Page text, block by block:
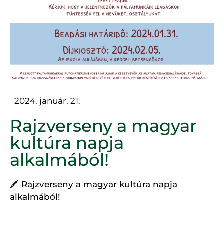
2024. január. 21.
Rajzverseny a magyar
kultúra napja
alkalmából!
🖍 Rajzverseny a magyar kultúra napja
alkalmából!